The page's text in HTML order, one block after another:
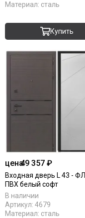
Материал: сталь
Купить
цена49 357 ₽
Входная дверь L 43 -
ПВХ белый софт
В наличии
Артикул: 4679
Материал: сталь